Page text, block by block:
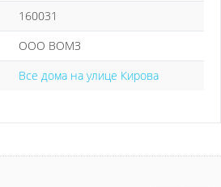
160031
ООО ВОМЗ
Все дома на улице Кирова